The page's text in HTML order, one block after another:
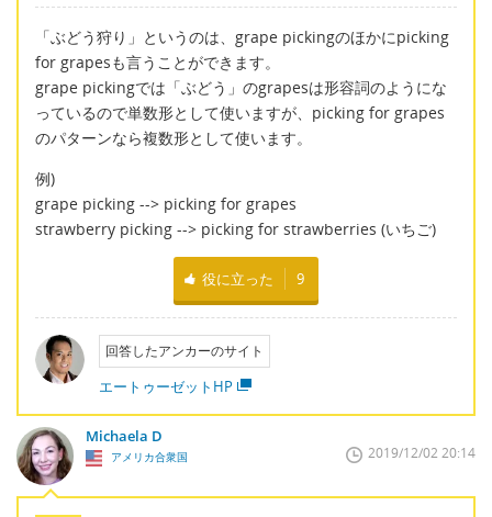
「ぶどう狩り」というのは、grape pickingのほかにpicking
for grapesも言うことができます。
grape pickingでは「ぶどう」のgrapesは形容詞のようにな
っているので単数形として使いますが、picking for grapes
のパターンなら複数形として使います。
例)
grape picking --> picking for grapes
strawberry picking --> picking for strawberries (いちご)
役に立った 9
回答したアンカーのサイト
エートゥーゼットHP
Michaela D
アメリカ合衆国 2019/12/02 20:14